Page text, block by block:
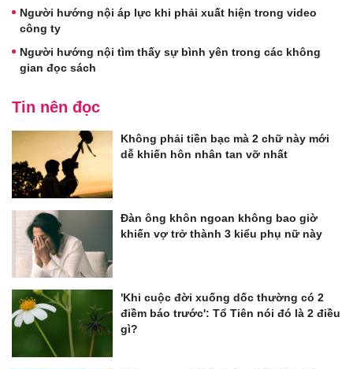
Người hướng nội áp lực khi phải xuất hiện trong video
công ty
Người hướng nội tìm thấy sự bình yên trong các không
gian đọc sách
Tin nên đọc
Không phải tiền bạc mà 2 chữ này mới
dễ khiến hôn nhân tan vỡ nhất
Đàn ông khôn ngoan không bao giờ
khiến vợ trở thành 3 kiểu phụ nữ này
'Khi cuộc đời xuống dốc thường có 2
điềm báo trước': Tổ Tiên nói đó là 2 điều
gì?